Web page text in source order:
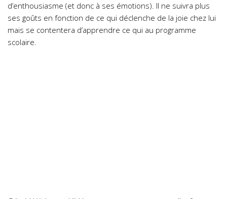
d’enthousiasme (et donc à ses émotions). Il ne suivra plus
ses goûts en fonction de ce qui déclenche de la joie chez lui
mais se contentera d’apprendre ce qui au programme
scolaire.